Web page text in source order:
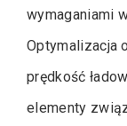
wymaganiami
Optymalizacja
prędkość
elementy